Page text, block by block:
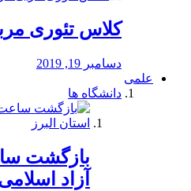
کلاس تئوری
دسامبر 19, 2019
علمی
دانشگاه ها
بازگشت
آزاد